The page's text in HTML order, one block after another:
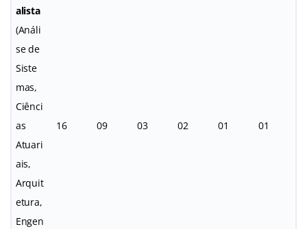
alista
(Análi
se de
Siste
mas,
Ciênci
as
Atuari
ais,
Arquit
etura,
Engen
16 09 03 02 01 01